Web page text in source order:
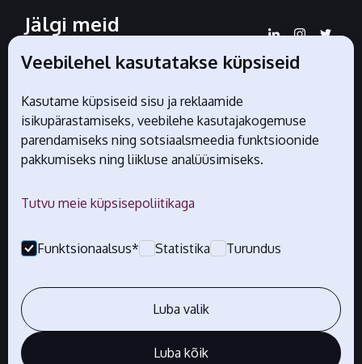
Jälgi meid
sotsiaalmeedias
Liidu ametlikud partnerid
Veebilehel kasutatakse küpsiseid
Kasutame küpsiseid sisu ja reklaamide
isikupärastamiseks, veebilehe kasutajakogemuse
parendamiseks ning sotsiaalsmeedia funktsioonide
pakkumiseks ning liikluse analüüsimiseks.
Tutvu meie küpsisepoliitikaga
Funktsionaalsus* Statistika Turundus
Luba valik
Luba kõik